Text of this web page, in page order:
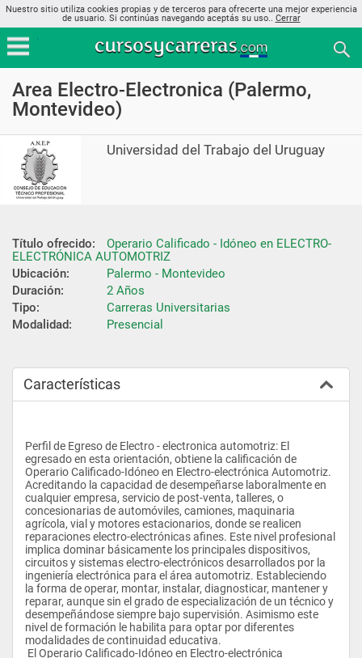
Nuestro sitio utiliza cookies propias y de terceros para ofrecerte una mejor experiencia
de usuario. Si continúas navegando aceptás su uso.. Cerrar
Area Electro-Electronica (Palermo,
Montevideo)
Universidad del Trabajo del Uruguay
Título ofrecido:
Operario Calificado - Idóneo en ELECTRO-
ELECTRÓNICA AUTOMOTRIZ
Ubicación:
Palermo - Montevideo
Duración:
2 Años
Tipo:
Carreras Universitarias
Modalidad:
Presencial
Características
Perfil de Egreso de Electro - electronica automotriz: El
egresado en esta orientación, obtiene la calificación de
Operario Calificado-Idóneo en Electro-electrónica Automotriz.
Acreditando la capacidad de desempeñarse laboralmente en
cualquier empresa, servicio de post-venta, talleres, o
concesionarias de automóviles, camiones, maquinaria
agrícola, vial y motores estacionarios, donde se realicen
reparaciones electro-electrónicas afines. Este nivel profesional
implica dominar básicamente los principales dispositivos,
circuitos y sistemas electro-electrónicos desarrollados por la
ingeniería electrónica para el área automotriz. Estableciendo
la forma de operar, montar, instalar, diagnosticar, mantener y
reparar, aunque sin el grado de especialización de un técnico y
desempeñándose siempre bajo supervisión. Asimismo este
nivel de formación le habilita para optar por diferentes
modalidades de continuidad educativa.